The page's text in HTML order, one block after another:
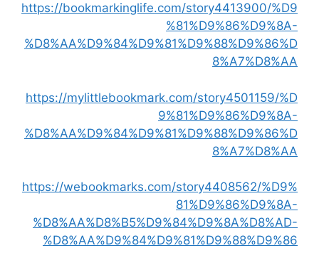
https://bookmarkinglife.com/story4413900/%D9
%81%D9%86%D9%8A-
%D8%AA%D9%84%D9%81%D9%88%D9%86%D
8%A7%D8%AA
https://mylittlebookmark.com/story4501159/%D
9%81%D9%86%D9%8A-
%D8%AA%D9%84%D9%81%D9%88%D9%86%D
8%A7%D8%AA
https://webookmarks.com/story4408562/%D9%
81%D9%86%D9%8A-
%D8%AA%D8%B5%D9%84%D9%8A%D8%AD-
%D8%AA%D9%84%D9%81%D9%88%D9%86